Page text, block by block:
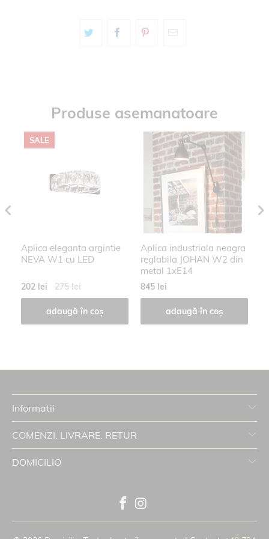
Produse asemanatoare
SALE
Aplica eleganta argintie
NEVA W1 cu LED
202 lei 275 lei
adaugă în coș
Aplica industriala neagra
reglabila JOHAN W2 din
metal 1xE14
845 lei
adaugă în coș
Informatii
COMENZI. LIVRARE. RETUR
DOMICILIO